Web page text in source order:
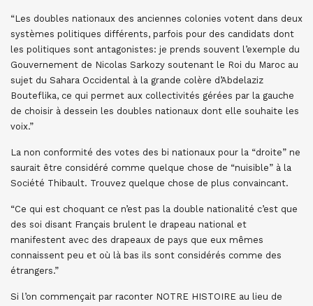
“Les doubles nationaux des anciennes colonies votent dans deux
systèmes politiques différents, parfois pour des candidats dont
les politiques sont antagonistes: je prends souvent l’exemple du
Gouvernement de Nicolas Sarkozy soutenant le Roi du Maroc au
sujet du Sahara Occidental à la grande colère d’Abdelaziz
Bouteflika, ce qui permet aux collectivités gérées par la gauche
de choisir à dessein les doubles nationaux dont elle souhaite les
voix.”
La non conformité des votes des bi nationaux pour la “droite” ne
saurait être considéré comme quelque chose de “nuisible” à la
Société Thibault. Trouvez quelque chose de plus convaincant.
“Ce qui est choquant ce n’est pas la double nationalité c’est que
des soi disant Français brulent le drapeau national et
manifestent avec des drapeaux de pays que eux mêmes
connaissent peu et où là bas ils sont considérés comme des
étrangers.”
Si l’on commençait par raconter NOTRE HISTOIRE au lieu de